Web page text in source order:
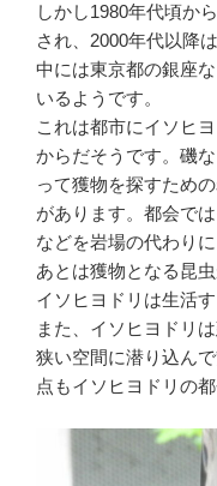
しかし1980年代頃から
され、2000年代以降
中には東京都の銀座
いるようです。
これは都市にイソヒ
からだそうです。磯
って獲物を探すため
があります。都会で
などを岩場の代わり
あとは獲物となる昆
イソヒヨドリは生活
また、イソヒヨドリ
狭い空間に潜り込ん
点もイソヒヨドリの